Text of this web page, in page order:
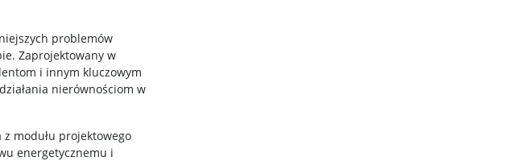
problemów
Zaprojektowany w
i innym kluczowym
nierównościom w
modułu projektowego
energetycznemu i